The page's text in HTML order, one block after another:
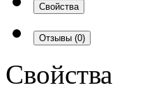
Свойства
Отзывы (0)
Свойства